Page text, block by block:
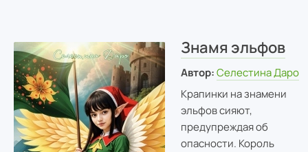
Знамя эльфов
Автор: Селестина Даро
Крапинки на знамени
эльфов сияют,
предупреждая об
опасности. Король